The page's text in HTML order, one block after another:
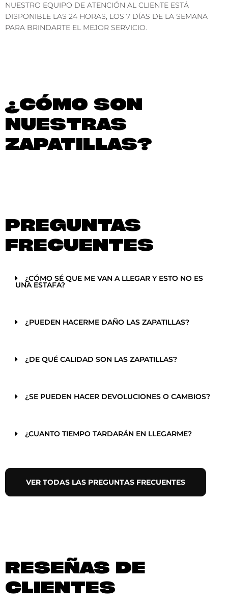
NUESTRO EQUIPO DE ATENCIÓN AL CLIENTE ESTÁ
DISPONIBLE LAS 24 HORAS, LOS 7 DÍAS DE LA SEMANA
PARA BRINDARTE EL MEJOR SERVICIO.
¿CÓMO SON
NUESTRAS
ZAPATILLAS?
PREGUNTAS
FRECUENTES
¿CÓMO SÉ QUE ME VAN A LLEGAR Y ESTO NO ES
UNA ESTAFA?
¿PUEDEN HACERME DAÑO LAS ZAPATILLAS?
¿DE QUÉ CALIDAD SON LAS ZAPATILLAS?
¿SE PUEDEN HACER DEVOLUCIONES O CAMBIOS?
¿CUANTO TIEMPO TARDARÁN EN LLEGARME?
VER TODAS LAS PREGUNTAS FRECUENTES
RESEÑAS DE
CLIENTES